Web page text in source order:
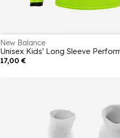
New Balance
Unisex Kids' Long Sleeve
17,00 €